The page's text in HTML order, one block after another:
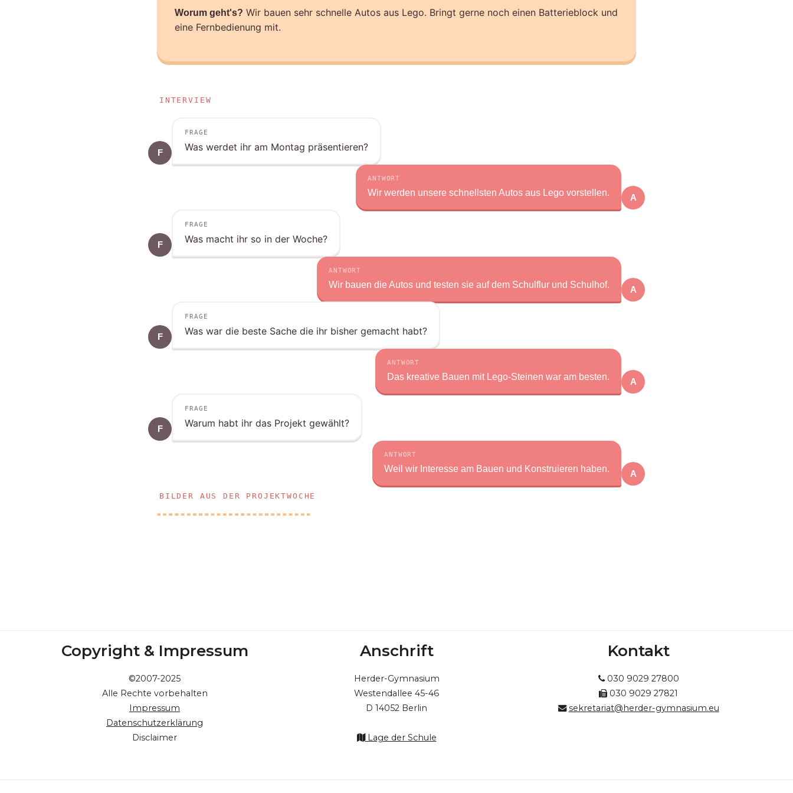
Worum geht's? Wir bauen sehr schnelle Autos aus Lego. Bringt gerne noch einen Batterieblock und
eine Fernbedienung mit.
INTERVIEW
F
FRAGE
Was werdet ihr am Montag präsentieren?
ANTWORT
Wir werden unsere schnellsten Autos aus Lego vorstellen. A
F
FRAGE
Was macht ihr so in der Woche?
ANTWORT
Wir bauen die Autos und testen sie auf dem Schulflur und Schulhof. A
F
FRAGE
Was war die beste Sache die ihr bisher gemacht habt?
ANTWORT
Das kreative Bauen mit Lego-Steinen war am besten. A
F
FRAGE
Warum habt ihr das Projekt gewählt?
ANTWORT
Weil wir Interesse am Bauen und Konstruieren haben. A
BILDER AUS DER PROJEKTWOCHE
Copyright & Impressum
©2007-2025
Alle Rechte vorbehalten
Impressum
Datenschutzerklärung
Disclaimer
Anschrift
Herder-Gymnasium
Westendallee 45-46
D 14052 Berlin
Lage der Schule
Kontakt
030 9029 27800
030 9029 27821
sekretariat@herder-gymnasium.eu